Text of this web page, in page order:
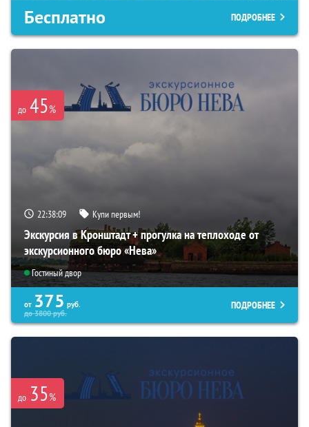
Бесплатно ПОДРОБНЕЕ
до 45%
22:38:07 Купи первым!
Экскурсия в Кронштадт + прогулка на теплоходе от
экскурсионного бюро «Нева»
Гостиный двор
от 375 руб.
до3800руб.
ПОДРОБНЕЕ
до 35%